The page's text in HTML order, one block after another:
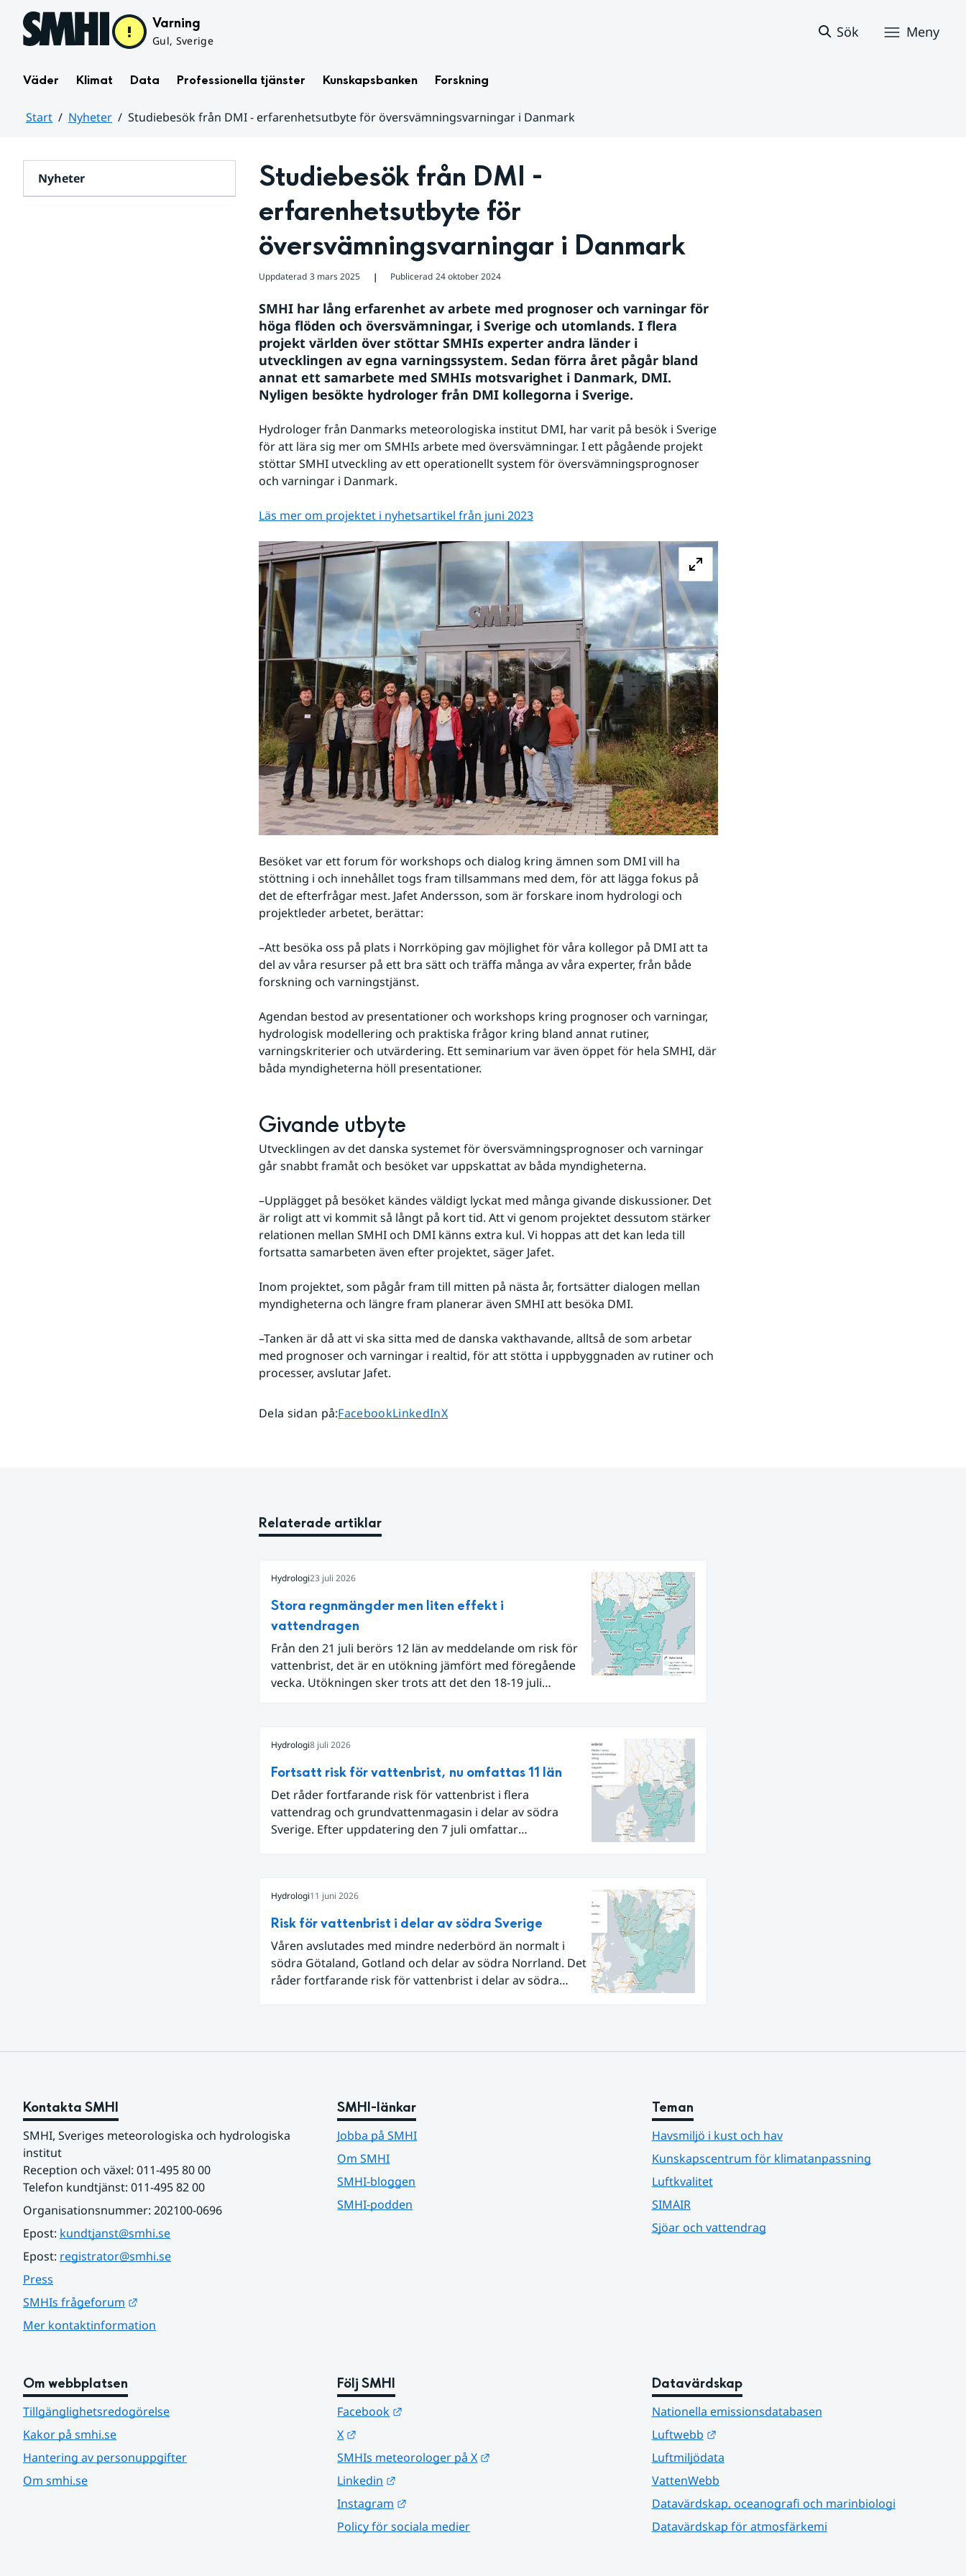
Hoppa till sidans innehåll Varning
Gul, Sverige
Sök Meny
Väder Klimat Data Professionella tjänster Kunskapsbanken Forskning
Start Nyheter
Studiebesök från DMI - erfarenhetsutbyte för översvämningsvarningar i Danmark
Nyheter
Studiebesök från DMI -
erfarenhetsutbyte för
översvämningsvarningar i Danmark
Uppdaterad 3 mars 2025 ❘ Publicerad 24 oktober 2024
SMHI har lång erfarenhet av arbete med prognoser och varningar för
höga flöden och översvämningar, i Sverige och utomlands. I flera
projekt världen över stöttar SMHIs experter andra länder i
utvecklingen av egna varningssystem. Sedan förra året pågår bland
annat ett samarbete med SMHIs motsvarighet i Danmark, DMI.
Nyligen besökte hydrologer från DMI kollegorna i Sverige.
Hydrologer från Danmarks meteorologiska institut DMI, har varit på besök i Sverige
för att lära sig mer om SMHIs arbete med översvämningar. I ett pågående projekt
stöttar SMHI utveckling av ett operationellt system för översvämningsprognoser
och varningar i Danmark.
Läs mer om projektet i nyhetsartikel från juni 2023
Förstora bilden
Besöket var ett forum för workshops och dialog kring ämnen som DMI vill ha
stöttning i och innehållet togs fram tillsammans med dem, för att lägga fokus på
det de efterfrågar mest. Jafet Andersson, som är forskare inom hydrologi och
projektleder arbetet, berättar:
–Att besöka oss på plats i Norrköping gav möjlighet för våra kollegor på DMI att ta
del av våra resurser på ett bra sätt och träffa många av våra experter, från både
forskning och varningstjänst.
Agendan bestod av presentationer och workshops kring prognoser och varningar,
hydrologisk modellering och praktiska frågor kring bland annat rutiner,
varningskriterier och utvärdering. Ett seminarium var även öppet för hela SMHI, där
båda myndigheterna höll presentationer.
Givande utbyte
Utvecklingen av det danska systemet för översvämningsprognoser och varningar
går snabbt framåt och besöket var uppskattat av båda myndigheterna.
–Upplägget på besöket kändes väldigt lyckat med många givande diskussioner. Det
är roligt att vi kommit så långt på kort tid. Att vi genom projektet dessutom stärker
relationen mellan SMHI och DMI känns extra kul. Vi hoppas att det kan leda till
fortsatta samarbeten även efter projektet, säger Jafet.
Inom projektet, som pågår fram till mitten på nästa år, fortsätter dialogen mellan
myndigheterna och längre fram planerar även SMHI att besöka DMI.
–Tanken är då att vi ska sitta med de danska vakthavande, alltså de som arbetar
med prognoser och varningar i realtid, för att stötta i uppbyggnaden av rutiner och
processer, avslutar Jafet.
Dela sidan på:Dela sidan på
FacebookDela sidan på
LinkedInDela sidan på
X
Relaterade artiklar
Hydrologi23 juli 2026
Stora regnmängder men liten effekt i
vattendragen
Från den 21 juli berörs 12 län av meddelande om risk för
vattenbrist, det är en utökning jämfört med föregående
vecka. Utökningen sker trots att det den 18-19 juli
Hydrologi8 juli 2026
Fortsatt risk för vattenbrist, nu omfattas 11 län
Det råder fortfarande risk för vattenbrist i flera
vattendrag och grundvattenmagasin i delar av södra
Sverige. Efter uppdatering den 7 juli omfattar
Hugo Rudebeck, vakthavande hydrolog på SMHI.
Hydrologi11 juni 2026
Risk för vattenbrist i delar av södra Sverige
Våren avslutades med mindre nederbörd än normalt i
södra Götaland, Gotland och delar av södra Norrland. Det
råder fortfarande risk för vattenbrist i delar av södra
att återställa balansen.
Kontakta SMHI
SMHI, Sveriges meteorologiska och hydrologiska
institut
Reception och växel: 011-495 80 00
Telefon kundtjänst: 011-495 82 00
Organisationsnummer: 202100-0696
Epost: kundtjanst@smhi.se
Epost: registrator@smhi.se
Press
SMHIs frågeforum
Mer kontaktinformation
SMHI-länkar
Jobba på SMHI
Om SMHI
SMHI-bloggen
SMHI-podden
Teman
Havsmiljö i kust och hav
Kunskapscentrum för klimatanpassning
Luftkvalitet
SIMAIR
Sjöar och vattendrag
Om webbplatsen
Tillgänglighetsredogörelse
Kakor på smhi.se
Hantering av personuppgifter
Om smhi.se
Följ SMHI
Facebook
X
SMHIs meteorologer på X
Linkedin
Instagram
Policy för sociala medier
Datavärdskap
Nationella emissionsdatabasen
Luftwebb
Länk till annan webbplats.
Luftmiljödata
VattenWebb
Datavärdskap, oceanografi och marinbiologi
Datavärdskap för atmosfärkemi